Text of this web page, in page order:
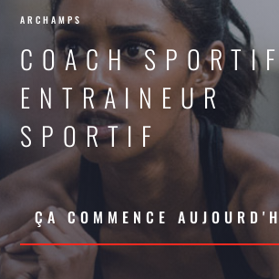
ARCHAMPS
COACH
ENTRAINEUR
SPORTIF
ÇA COMMENCE